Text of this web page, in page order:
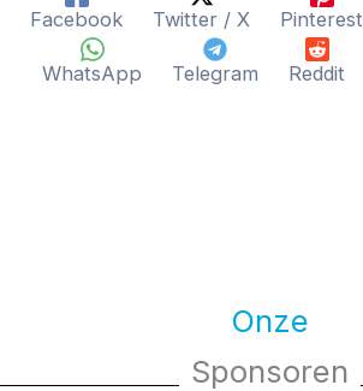
Facebook Twitter / X Pinterest
WhatsApp Telegram Reddit
Onze
Sponsoren